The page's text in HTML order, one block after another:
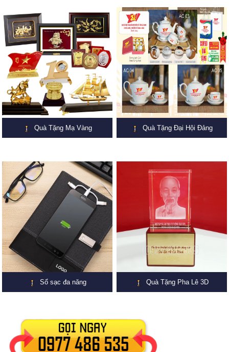
Quà Tặng Mạ Vàng Quà Tặng Đại Hội Đảng
Sổ sạc đa năng Quà Tặng Pha Lê 3D